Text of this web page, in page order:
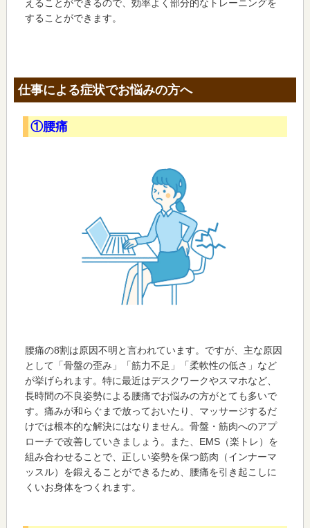
えることができるので、効率よく部分的なトレーニングを
することができます。
仕事による症状でお悩みの方へ
①腰痛
腰痛の8割は原因不明と言われています。ですが、主な原因
として「骨盤の歪み」「筋力不足」「柔軟性の低さ」など
が挙げられます。特に最近はデスクワークやスマホなど、
長時間の不良姿勢による腰痛でお悩みの方がとても多いで
す。痛みが和らぐまで放っておいたり、マッサージするだ
けでは根本的な解決にはなりません。骨盤・筋肉へのアプ
ローチで改善していきましょう。また、EMS（楽トレ）を
組み合わせることで、正しい姿勢を保つ筋肉（インナーマ
ッスル）を鍛えることができるため、腰痛を引き起こしに
くいお身体をつくれます。